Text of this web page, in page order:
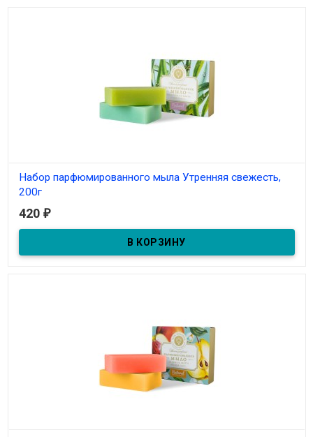
Набор парфюмированного мыла Утренняя свежесть,
200г
В наличии
420 ₽